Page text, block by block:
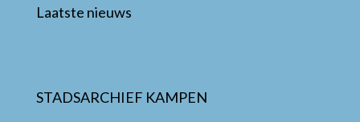
Laatste nieuws
STADSARCHIEF KAMPEN